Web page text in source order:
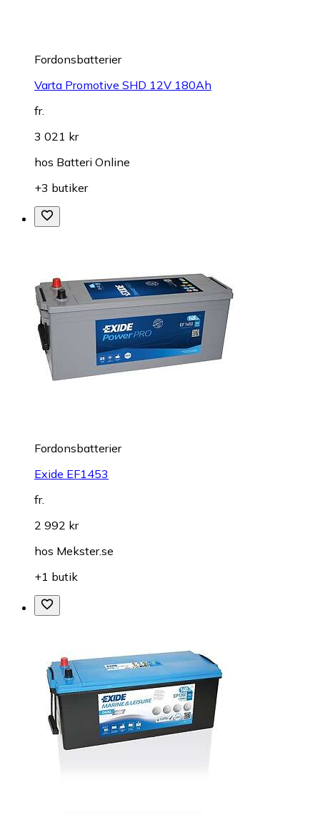
Fordonsbatterier
Varta Promotive SHD 12V 180Ah
fr.
3 021 kr
hos Batteri Online
+3 butiker
Fordonsbatterier
Exide EF1453
fr.
2 992 kr
hos Mekster.se
+1 butik